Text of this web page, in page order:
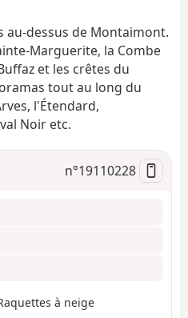
v
i
n
au-dessus de Montaimont.
Marguerite, la Combe
et les crêtes du
tout au long du
l'Étendard,
Noir etc.
n°19110228
à neige